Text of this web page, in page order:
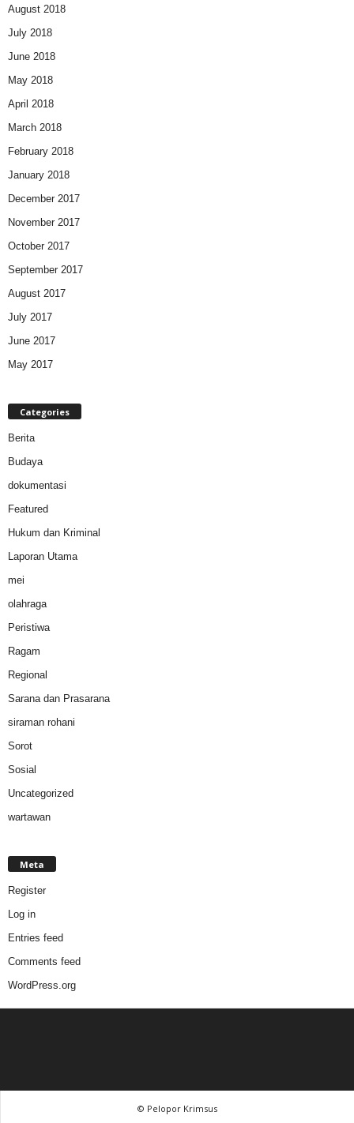
August 2018
July 2018
June 2018
May 2018
April 2018
March 2018
February 2018
January 2018
December 2017
November 2017
October 2017
September 2017
August 2017
July 2017
June 2017
May 2017
Categories
Berita
Budaya
dokumentasi
Featured
Hukum dan Kriminal
Laporan Utama
mei
olahraga
Peristiwa
Ragam
Regional
Sarana dan Prasarana
siraman rohani
Sorot
Sosial
Uncategorized
wartawan
Meta
Register
Log in
Entries feed
Comments feed
WordPress.org
© Pelopor Krimsus